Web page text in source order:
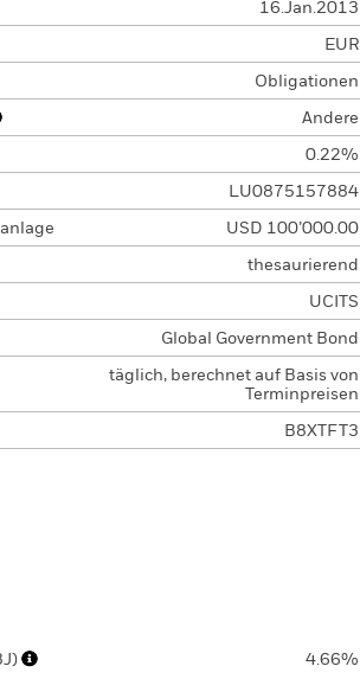
16.Jan.2013
EUR
Obligationen
Andere
0.22%
LU0875157884
USD 100’000.00
thesaurierend
UCITS
Global Government Bond
täglich, berechnet auf Basis von
Terminpreisen
B8XTFT3
4.66%